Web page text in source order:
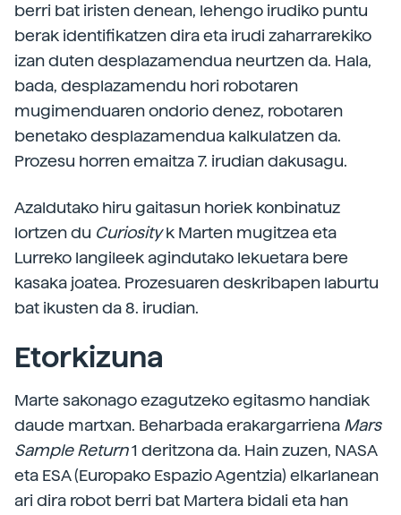
berri bat iristen denean, lehengo irudiko puntu
berak identifikatzen dira eta irudi zaharrarekiko
izan duten desplazamendua neurtzen da. Hala,
bada, desplazamendu hori robotaren
mugimenduaren ondorio denez, robotaren
benetako desplazamendua kalkulatzen da.
Prozesu horren emaitza 7. irudian dakusagu.
Azaldutako hiru gaitasun horiek konbinatuz
lortzen du Curiosityk Marten mugitzea eta
Lurreko langileek agindutako lekuetara bere
kasaka joatea. Prozesuaren deskribapen laburtu
bat ikusten da 8. irudian.
Etorkizuna
Marte sakonago ezagutzeko egitasmo handiak
daude martxan. Beharbada erakargarriena Mars
Sample Return1 deritzona da. Hain zuzen, NASA
eta ESA (Europako Espazio Agentzia) elkarlanean
ari dira robot berri bat Martera bidali eta han